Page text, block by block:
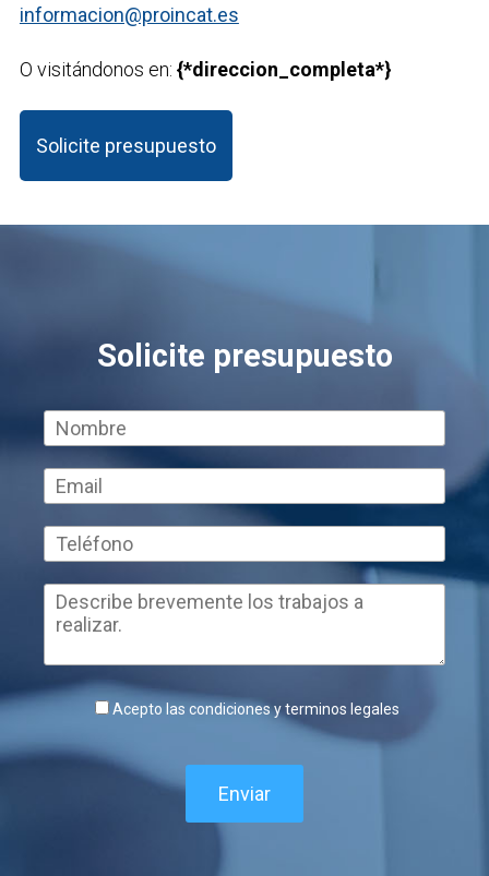
informacion@proincat.es
O visitándonos en: {*direccion_completa*}
Solicite presupuesto
Solicite presupuesto
Acepto las condiciones y terminos legales
Enviar